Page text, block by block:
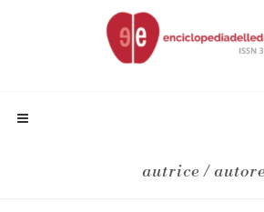
autrice / autore